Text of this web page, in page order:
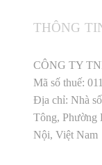
THÔNG
CÔNG TY
Mã số thuế:
Địa chỉ: Nhà
Tông, Phường
Nội, Việt Nam